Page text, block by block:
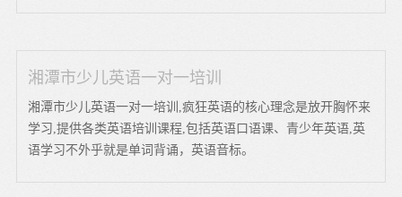
湘潭市少儿英语一对一培训
湘潭市少儿英语一对一培训,疯狂英语的核心理念是放开胸怀来
学习,提供各类英语培训课程,包括英语口语课、青少年英语,英
语学习不外乎就是单词背诵，英语音标。